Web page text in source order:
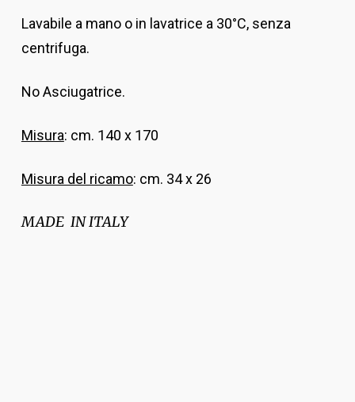
Lavabile a mano o in lavatrice a 30°C, senza
centrifuga.
No Asciugatrice.
Misura: cm. 140 x 170
Misura del ricamo: cm. 34 x 26
MADE IN ITALY